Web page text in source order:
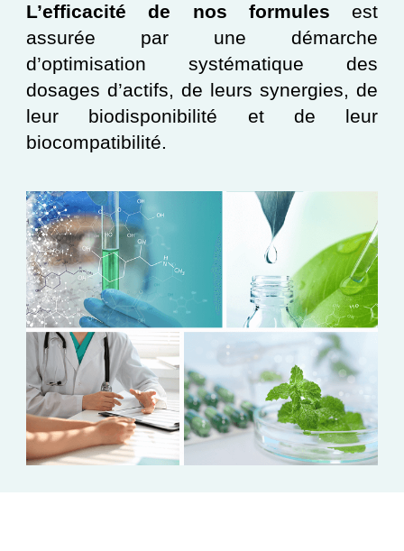
L’efficacité de nos formules est
assurée par une démarche
d’optimisation systématique des
dosages d’actifs, de leurs synergies, de
leur biodisponibilité et de leur
biocompatibilité.